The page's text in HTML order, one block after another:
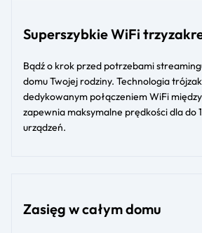
Superszybkie WiFi
Bądź o krok przed potrzebami
domu Twojej rodziny. Technologia
dedykowanym połączeniem WiFi
zapewnia maksymalne prędkości dla do
urządzeń.
Zasięg w całym domu